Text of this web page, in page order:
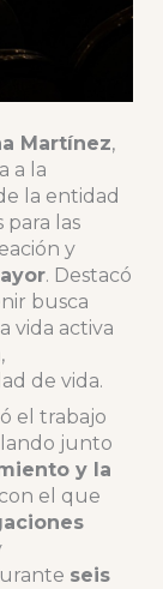
Martínez,
a la
la entidad
las
y
. Destacó
busca
vida activa
de vida.
el trabajo
junto
y la
el que
seis